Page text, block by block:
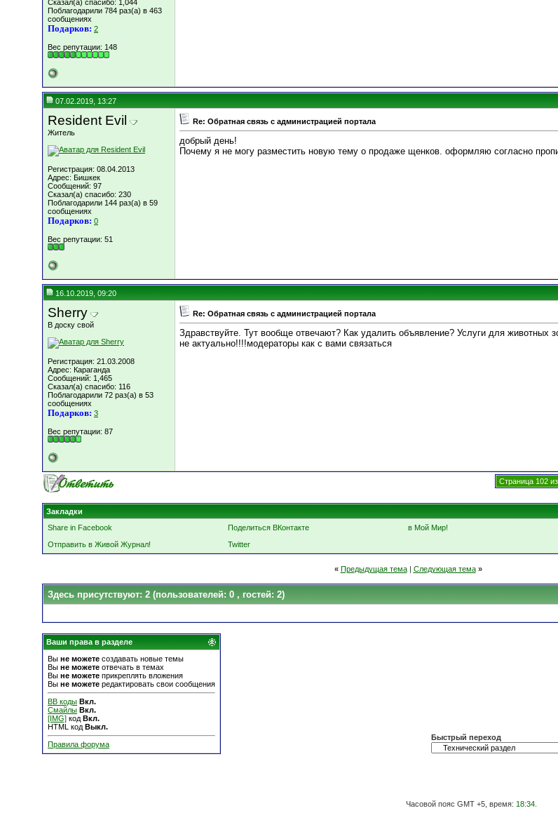
Сказал(а) спасибо: 1,044
Поблагодарили 784 раз(а) в 463
сообщениях
Подарков: 2
Вес репутации: 148
07.02.2019, 13:27
Resident Evil
Житель
Регистрация: 08.04.2013
Адрес: Бишкек
Сообщений: 97
Сказал(а) спасибо: 230
Поблагодарили 144 раз(а) в 59
сообщениях
Подарков: 0
Вес репутации: 51
Re: Обратная связь с администрацией портала
добрый день!
Почему я не могу разместить новую тему о продаже щенков. оформляю согласно
16.10.2019, 09:20
Sherry
В доску свой
Регистрация: 21.03.2008
Адрес: Караганда
Сообщений: 1,465
Сказал(а) спасибо: 116
Поблагодарили 72 раз(а) в 53
сообщениях
Подарков: 3
Вес репутации: 87
Re: Обратная связь с администрацией портала
Здравствуйте. Тут вообще отвечают? Как удалить объявление? Услуги для животных
не актуально!!!!модераторы как с вами связаться
Страница 102
Закладки
Share in Facebook
Поделиться ВКонтакте в Мой Мир!
Отправить в Живой Журнал!
Twitter
« Предыдущая тема| Следующая тема »
Здесь присутствуют: 2 (пользователей: 0 , гостей: 2)
Ваши права в разделе
Вы не можете создавать новые темы
Вы не можете отвечать в темах
Вы не можете прикреплять вложения
Вы не можете редактировать свои сообщения
BB коды Вкл.
Смайлы Вкл.
[IMG] код Вкл.
HTML код Выкл.
Правила форума
Быстрый переход
Часовой пояс GMT +5, время: 18:34.